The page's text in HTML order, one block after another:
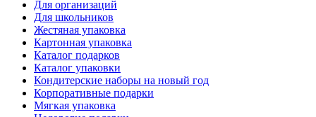
Для организаций
Для школьников
Жестяная упаковка
Картонная упаковка
Каталог подарков
Каталог упаковки
Кондитерские наборы на новый год
Корпоративные подарки
Мягкая упаковка